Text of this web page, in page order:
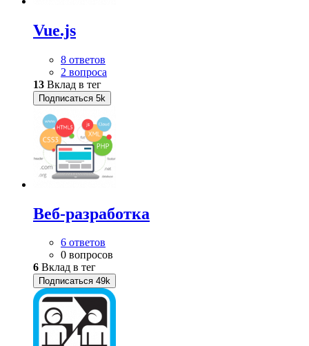
Vue.js
8 ответов
2 вопроса
13 Вклад в тег
Подписаться 5k
Веб-разработка
6 ответов
0 вопросов
6 Вклад в тег
Подписаться 49k